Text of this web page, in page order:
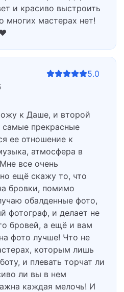
и красиво выстроить
многих мастерах нет!
5.0
к Даше, и второй
прекрасные
ее отношение к
атмосфера в
все очень
ещё скажу то, что
бровки, помимо
обалденные фото,
фотограф, и делает не
бровей, а ещё и вам
фото лучше! Что не
которым лишь
и плевать торчат ли
ли вы в нем
каждая мелочь! И